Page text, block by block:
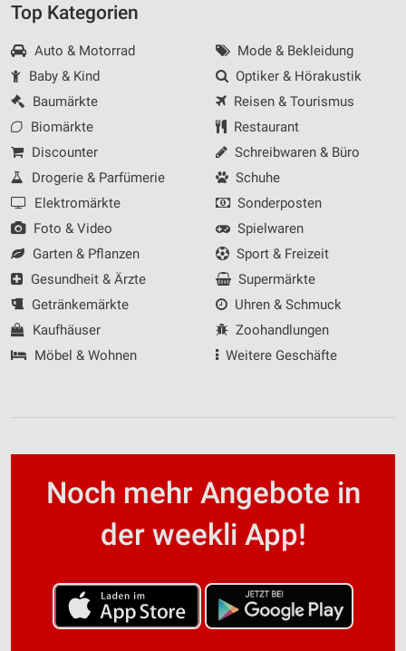
Top Kategorien
Auto & Motorrad
Baby & Kind
Baumärkte
Biomärkte
Discounter
Drogerie & Parfümerie
Elektromärkte
Foto & Video
Garten & Pflanzen
Gesundheit & Ärzte
Getränkemärkte
Kaufhäuser
Möbel & Wohnen
Mode & Bekleidung
Optiker & Hörakustik
Reisen & Tourismus
Restaurant
Schreibwaren & Büro
Schuhe
Sonderposten
Spielwaren
Sport & Freizeit
Supermärkte
Uhren & Schmuck
Zoohandlungen
Weitere Geschäfte
Noch mehr Angebote in
der weekli App!